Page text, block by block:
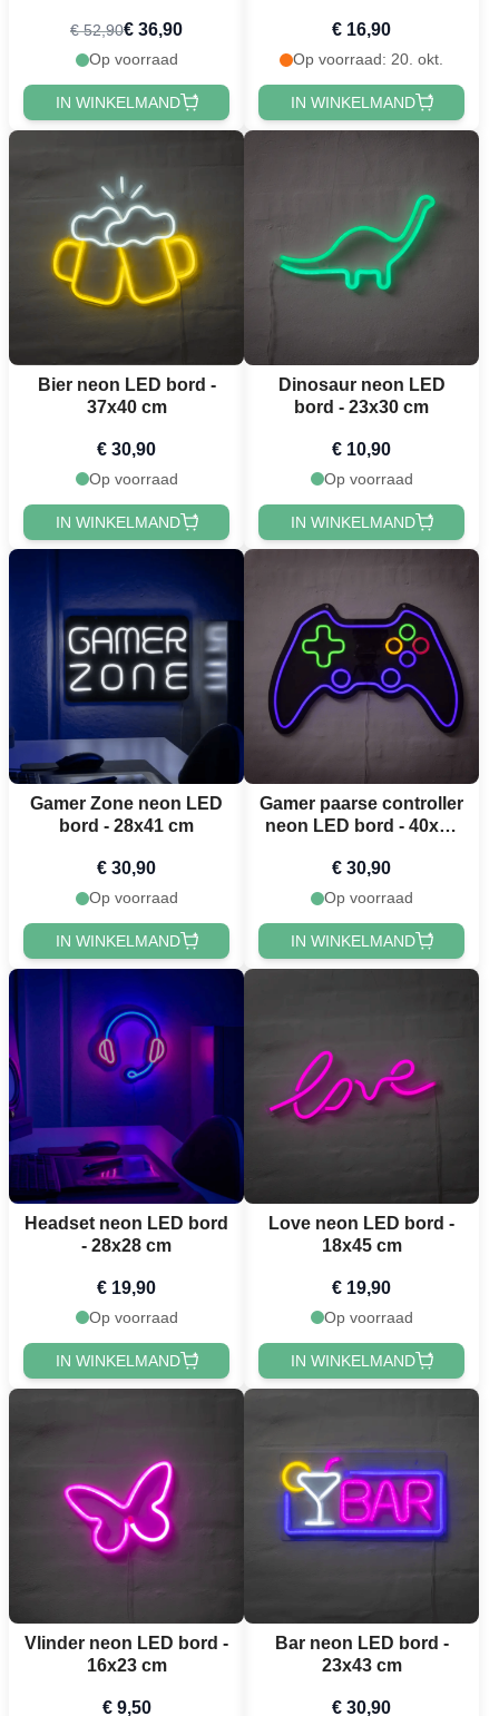
€ 52,90€ 36,90
Op voorraad
IN WINKELMAND
€ 16,90
Op voorraad: 20. okt.
IN WINKELMAND
Bier neon LED bord -
37x40 cm
€ 30,90
Op voorraad
IN WINKELMAND
Dinosaur neon LED
bord - 23x30 cm
€ 10,90
Op voorraad
IN WINKELMAND
Gamer Zone neon LED
bord - 28x41 cm
€ 30,90
Op voorraad
IN WINKELMAND
Gamer paarse controller
neon LED bord - 40x60
€ 30,90
Op voorraad
IN WINKELMAND
Headset neon LED bord
- 28x28 cm
€ 19,90
Op voorraad
IN WINKELMAND
Love neon LED bord -
18x45 cm
€ 19,90
Op voorraad
IN WINKELMAND
Vlinder neon LED bord -
16x23 cm
€ 9,50
Bar neon LED bord -
23x43 cm
€ 30,90